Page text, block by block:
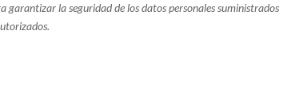
garantizar la seguridad de los datos personales suministrados